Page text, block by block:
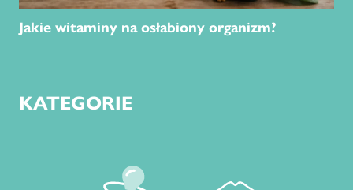
Jakie witaminy na osłabiony organizm?
KATEGORIE